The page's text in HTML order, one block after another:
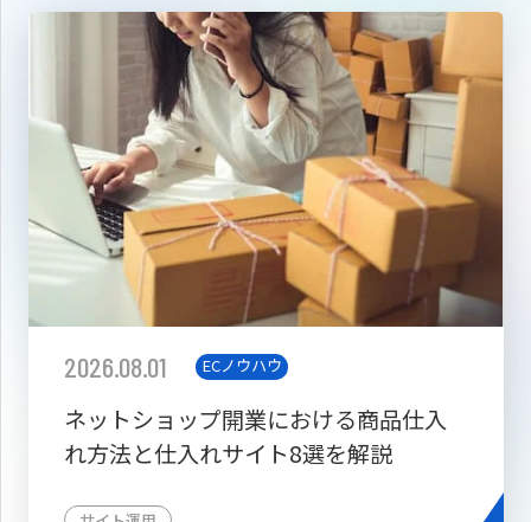
2026.08.01 ECノウハウ
ネットショップ開業における商品仕入
れ方法と仕入れサイト8選を解説